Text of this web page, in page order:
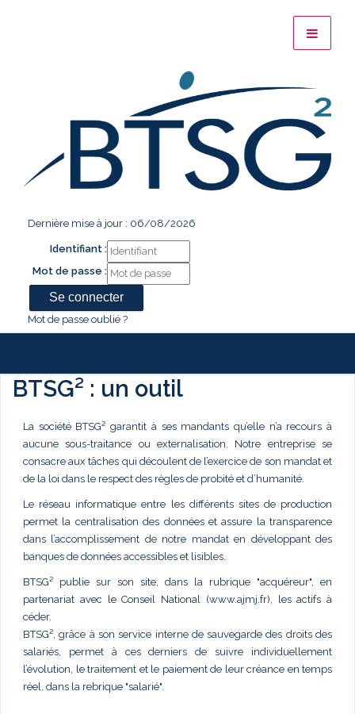
Dernière mise à jour : 06/08/2026
Identifiant :
Mot de passe :
Mot de passe oublié ?
BTSG² : un outil
La société BTSG² garantit à ses mandants qu’elle n’a recours à
aucune sous-traitance ou externalisation. Notre entreprise se
consacre aux tâches qui découlent de l’exercice de son mandat et
de la loi dans le respect des règles de probité et d’humanité.
Le réseau informatique entre les différents sites de production
permet la centralisation des données et assure la transparence
dans l’accomplissement de notre mandat en développant des
banques de données accessibles et lisibles.
BTSG² publie sur son site, dans la rubrique "acquéreur", en
partenariat avec le Conseil National (www.ajmj.fr), les actifs à
céder.
BTSG², grâce à son service interne de sauvegarde des droits des
salariés, permet à ces derniers de suivre individuellement
l’évolution, le traitement et le paiement de leur créance en temps
réel, dans la rebrique "salarié".